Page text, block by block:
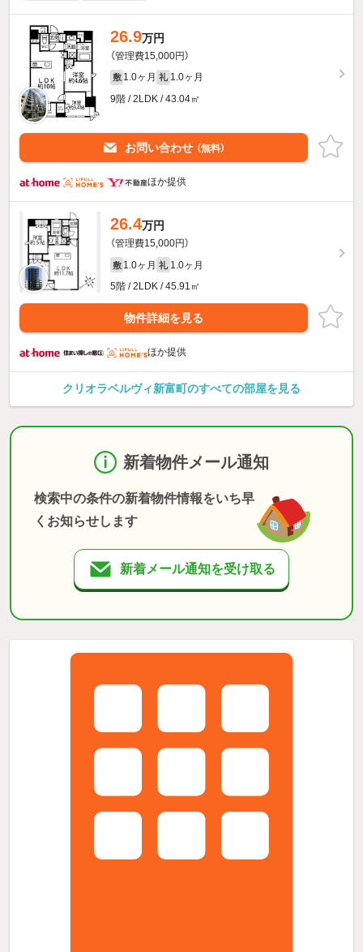
26.9万円
（管理費15,000円）
敷 1.0ヶ月 礼 1.0ヶ月
9階 / 2LDK / 43.04㎡
お問い合わせ （無料）
ほか提供
26.4万円
（管理費15,000円）
敷 1.0ヶ月 礼 1.0ヶ月
5階 / 2LDK / 45.91㎡
物件詳細を見る
ほか提供
クリオラベルヴィ新富町のすべての部屋を見る
新着物件メール通知
検索中の条件の新着物件情報をいち早
くお知らせします
新着メール通知を受け取る